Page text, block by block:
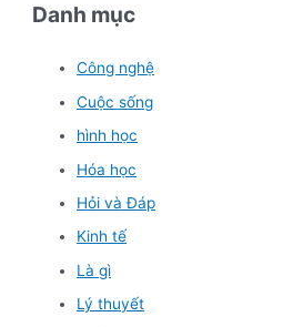
Danh mục
Công nghệ
Cuộc sống
hình học
Hóa học
Hỏi và Đáp
Kinh tế
Là gì
Lý thuyết